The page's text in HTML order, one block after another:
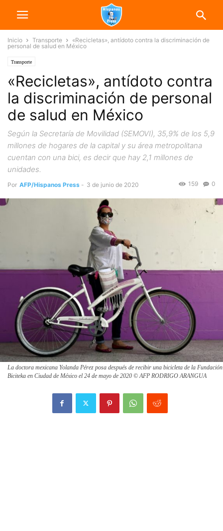
Inicio Transporte
«Recicletas», antídoto contra la discriminación de
personal de salud en México
Transporte
«Recicletas», antídoto contra
la discriminación de personal
de salud en México
Según la Secretaría de Movilidad (SEMOVI), 35,9% de los 5,9
millones de hogares de la capital y su área metropolitana
cuentan con una bici, es decir que hay 2,1 millones de
unidades.
Por AFP/Hispanos Press - 3 de junio de 2020 0
159
La doctora mexicana Yolanda Pérez posa después de recibir una bicicleta de la Fundación
Biciteka en Ciudad de México el 24 de mayo de 2020 © AFP RODRIGO ARANGUA